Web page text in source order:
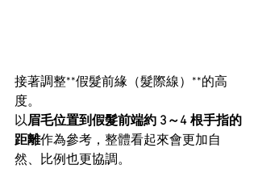
接著調整**假髮前緣（髮際線）**的高
度。
以眉毛位置到假髮前端約 3～4 根手指的
距離作為參考，整體看起來會更加自
然、比例也更協調。